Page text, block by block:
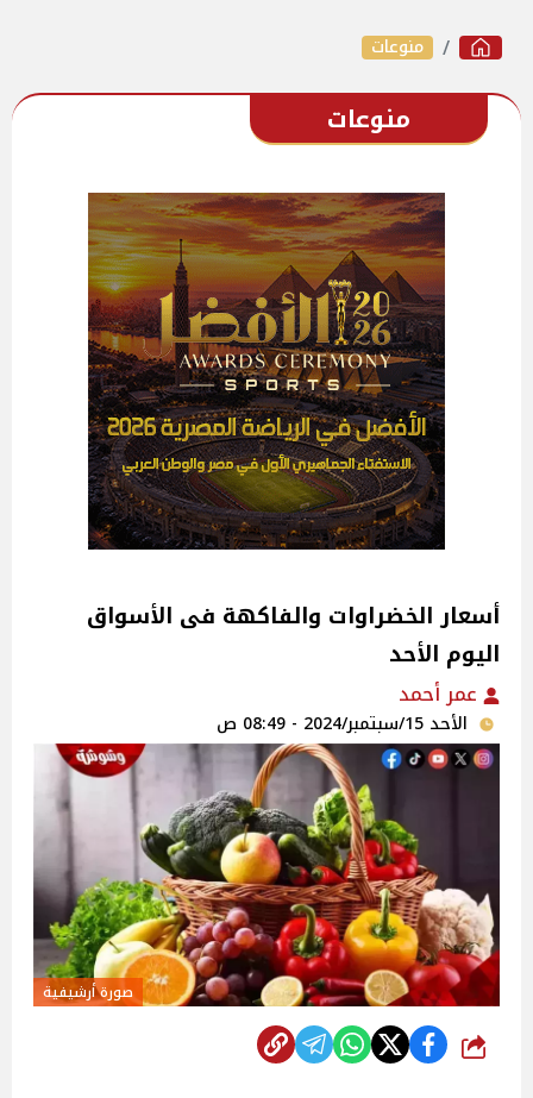
منوعات
منوعات
اليوم الأحد
عمر أحمد
الأحد 15/سبتمبر/2024 - 08:49 ص
صورة أرشيفية
شارك